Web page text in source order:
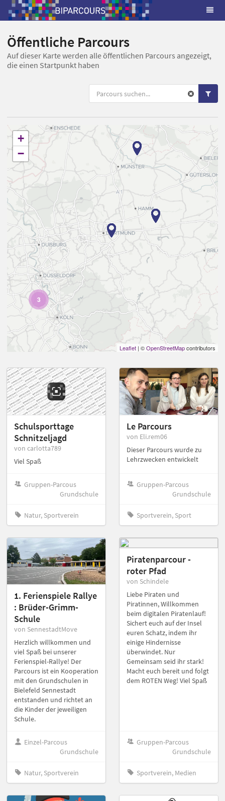
Öffentliche Parcours
Auf dieser Karte werden alle öffentlichen Parcours angezeigt,
die einen Startpunkt haben
3
+
−
Leaflet | ©OpenStreetMapcontributors
Schulsporttage
Schnitzeljagd
von carlotta789
Viel Spaß
Gruppen-Parcous
Grundschule
Natur, Sportverein
Le Parcours
von Eli.rem06
Dieser Parcours wurde zu
Lehrzwecken entwickelt
Gruppen-Parcous
Grundschule
Sportverein, Sport
1. Ferienspiele Rallye
: Brüder-Grimm-
Schule
von SennestadtMove
Herzlich willkommen und
viel Spaß bei unserer
Ferienspiel-Rallye! Der
Parcours ist ein Kooperation
mit den Grundschulen in
Bielefeld Sennestadt
entstanden und richtet an
die Kinder der jeweiligen
Schule.
Einzel-Parcous
Grundschule
Natur, Sportverein
Piratenparcour -
roter Pfad
von Schindele
Liebe Piraten und
Piratinnen, Willkommen
beim digitalen Piratenlauf!
Sichert euch auf der Insel
euren Schatz, indem ihr
einige Hindernisse
überwindet. Nur
Gemeinsam seid ihr stark!
Macht euch bereit und folgt
dem ROTEN Weg! Viel Spaß
Gruppen-Parcous
Grundschule
Sportverein, Medien